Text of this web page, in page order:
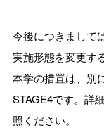
今後につきまして
実施形態を変更す
本学の措置は、別
STAGE4です。詳
照ください。